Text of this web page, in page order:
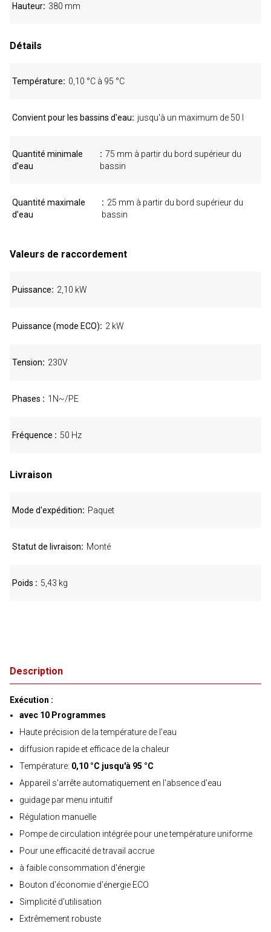
Description
Exécution :
avec 10 Programmes
Haute précision de la température de l'eau
diffusion rapide et efficace de la chaleur
Température: 0,10 °C jusqu'à 95 °C
Appareil s'arrête automatiquement en l'absence d'eau
guidage par menu intuitif
Régulation manuelle
Pompe de circulation intégrée pour une température uniforme
Pour une efficacité de travail accrue
à faible consommation d'énergie
Bouton d'économie d'énergie ECO
Simplicité d'utilisation
Extrêmement robuste
Hauteur 380 mm
Détails
Température 0,10 °C à 95 °C
Convient pour les bassins d'eau jusqu'à un maximum de 50 l
Quantité minimale
d’eau
75 mm à partir du bord supérieur du
bassin
Quantité maximale
d’eau
25 mm à partir du bord supérieur du
bassin
Valeurs de raccordement
Puissance 2,10 kW
Puissance (mode ECO) 2 kW
Tension 230V
Phases 1N~/PE
Fréquence 50 Hz
Livraison
Mode d'expédition Paquet
Statut de livraison Monté
Poids 5,43 kg